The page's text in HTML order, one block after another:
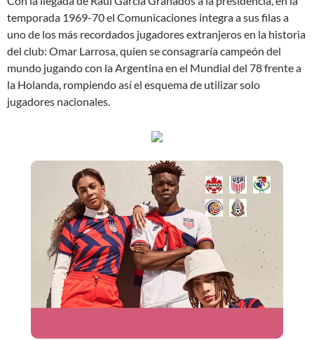
temporada 1969-70 el Comunicaciones integra a sus filas a
uno de los más recordados jugadores extranjeros en la historia
del club: Omar Larrosa, quien se consagraría campeón del
mundo jugando con la Argentina en el Mundial del 78 frente a
la Holanda, rompiendo así el esquema de utilizar solo
jugadores nacionales.